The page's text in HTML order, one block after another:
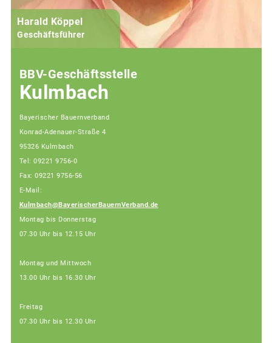
Harald Köppel
Geschäftsführer
BBV-Geschäftsstelle
Kulmbach
Bayerischer Bauernverband
Konrad-Adenauer-Straße 4
95326 Kulmbach
Tel: 09221 9756-0
Fax: 09221 9756-56
E-Mail:
Kulmbach@BayerischerBauernVerband.de
Montag bis Donnerstag
07.30 Uhr bis 12.15 Uhr
Montag und Mittwoch
13.00 Uhr bis 16.30 Uhr
Freitag
07.30 Uhr bis 12.30 Uhr